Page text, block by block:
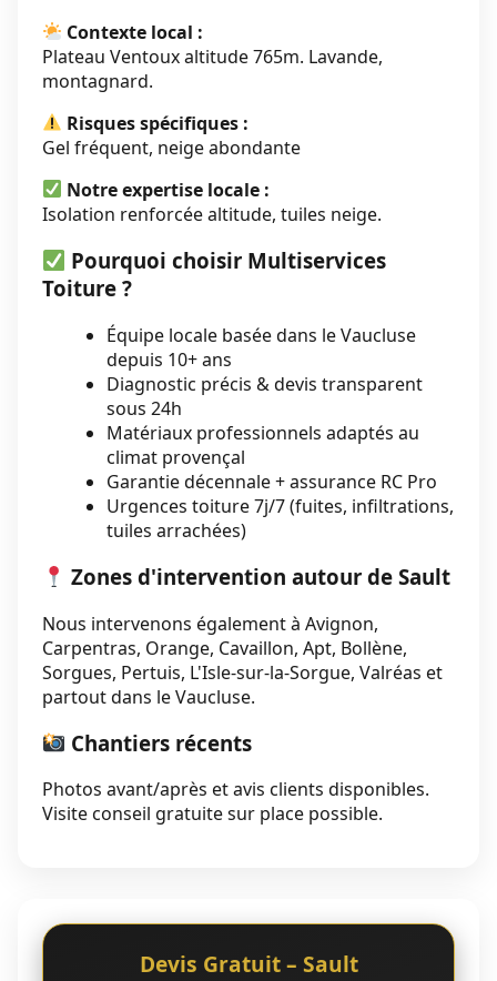
Contexte local :
Plateau Ventoux altitude 765m. Lavande,
montagnard.
Risques spécifiques :
Gel fréquent, neige abondante
Notre expertise locale :
Isolation renforcée altitude, tuiles neige.
Pourquoi choisir Multiservices
Toiture ?
Équipe locale basée dans le Vaucluse
depuis 10+ ans
Diagnostic précis & devis transparent
sous 24h
Matériaux professionnels adaptés au
climat provençal
Garantie décennale + assurance RC Pro
Urgences toiture 7j/7 (fuites, infiltrations,
tuiles arrachées)
Zones d'intervention autour de Sault
Nous intervenons également à Avignon,
Carpentras, Orange, Cavaillon, Apt, Bollène,
Sorgues, Pertuis, L'Isle-sur-la-Sorgue, Valréas et
partout dans le Vaucluse.
Chantiers récents
Photos avant/après et avis clients disponibles.
Visite conseil gratuite sur place possible.
Devis Gratuit – Sault